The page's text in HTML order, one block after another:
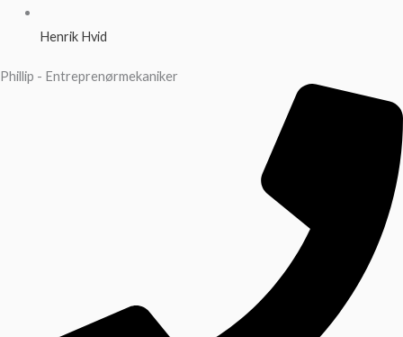
Henrik Hvid
Phillip - Entreprenørmekaniker